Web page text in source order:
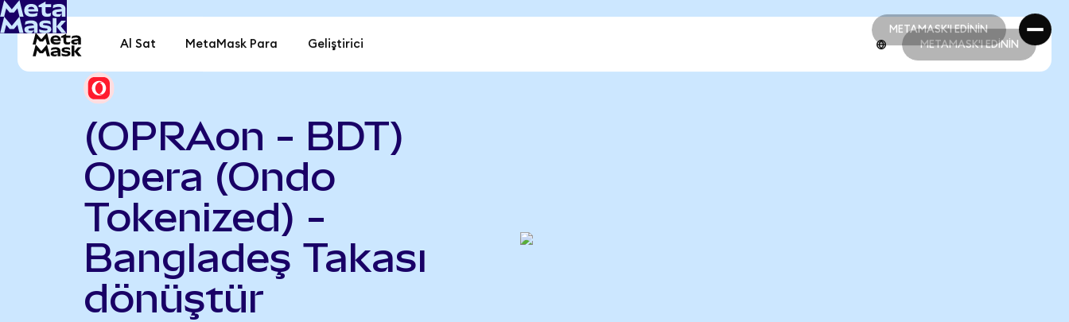
METAMASK'I EDİNİN
METAMASK'I EDİNİN
Al Sat MetaMask Para Geliştirici METAMASK'I EDİNİN
(OPRAon - BDT)
Opera (Ondo
Tokenized) -
Bangladeş Takası
dönüştür